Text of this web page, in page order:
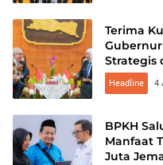
Terima
Strategis
Headline 4
BPKH
Manfaat
Juta